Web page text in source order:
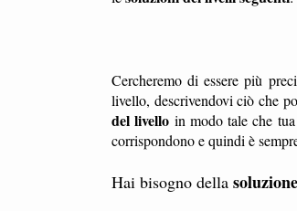
Cercheremo di essere più
livello, descrivendovi ciò che
del livello in modo tale che
corrispondono e quindi è
Hai bisogno della